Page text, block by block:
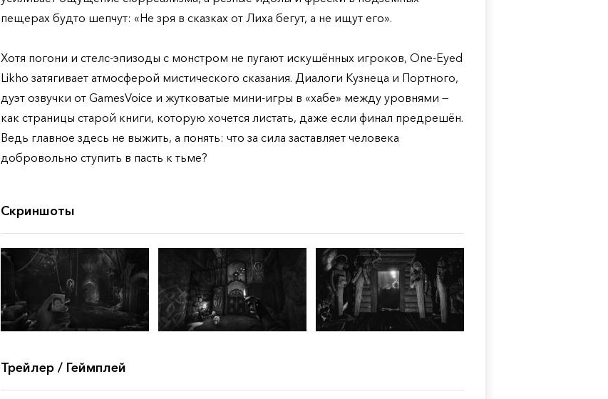
пещерах будто шепчут: «Не зря в сказках от Лиха бегут, а не ищут его».
Хотя погони и стелс-эпизоды с монстром не пугают искушённых игроков, One-Eyed
Likho затягивает атмосферой мистического сказания. Диалоги Кузнеца и Портного,
дуэт озвучки от GamesVoice и жутковатые мини-игры в «хабе» между уровнями —
как страницы старой книги, которую хочется листать, даже если финал предрешён.
Ведь главное здесь не выжить, а понять: что за сила заставляет человека
добровольно ступить в пасть к тьме?
Скриншоты
Трейлер / Геймплей